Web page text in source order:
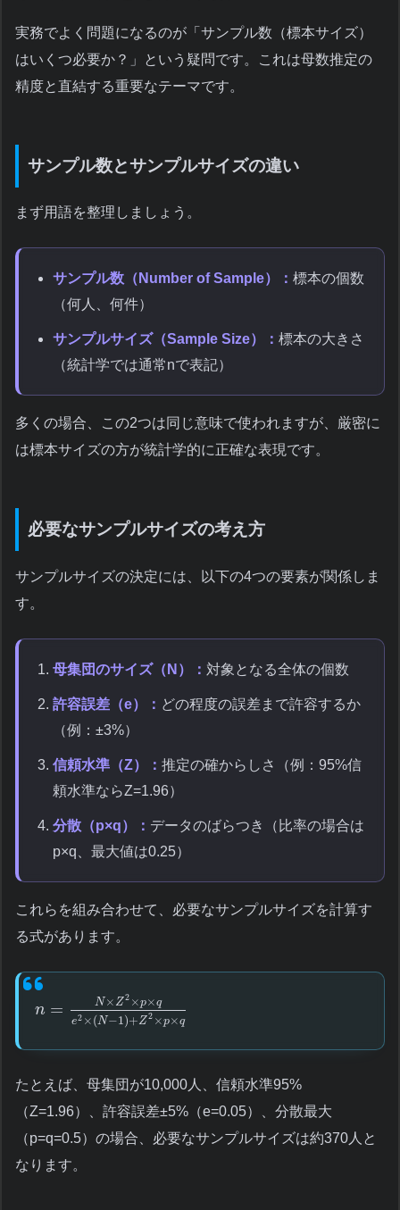
実務でよく問題になるのが「サンプル数（標本サイズ）
はいくつ必要か？」という疑問です。これは母数推定の
精度と直結する重要なテーマです。
サンプル数とサンプルサイズの違い
まず用語を整理しましょう。
サンプル数（Number of Sample）： 標本の個数
（何人、何件）
サンプルサイズ（Sample Size）： 標本の大きさ
（統計学では通常nで表記）
多くの場合、この2つは同じ意味で使われますが、厳密に
は標本サイズの方が統計学的に正確な表現です。
必要なサンプルサイズの考え方
サンプルサイズの決定には、以下の4つの要素が関係しま
す。
母集団のサイズ（N）： 対象となる全体の個数
許容誤差（e）： どの程度の誤差まで許容するか
（例：±3%）
信頼水準（Z）： 推定の確からしさ（例：95%信
頼水準ならZ=1.96）
分散（p×q）： データのばらつき（比率の場合は
p×q、最大値は0.25）
これらを組み合わせて、必要なサンプルサイズを計算す
る式があります。
n = N× Z2 ×p×q
e2 ×(N−1)+Z 2 ×p×q
たとえば、母集団が10,000人、信頼水準95%
（Z=1.96）、許容誤差±5%（e=0.05）、分散最大
（p=q=0.5）の場合、必要なサンプルサイズは約370人と
なります。